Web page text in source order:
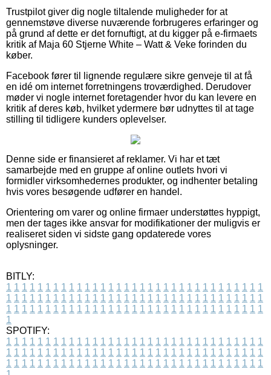
Trustpilot giver dig nogle tiltalende muligheder for at
gennemstøve diverse nuværende forbrugeres erfaringer og
på grund af dette er det fornuftigt, at du kigger på e-firmaets
kritik af Maja 60 Stjerne White – Watt & Veke forinden du
køber.
Facebook fører til lignende regulære sikre genveje til at få
en idé om internet forretningens troværdighed. Derudover
møder vi nogle internet foretagender hvor du kan levere en
kritik af deres køb, hvilket ydermere bør udnyttes til at tage
stilling til tidligere kunders oplevelser.
Denne side er finansieret af reklamer. Vi har et tæt
samarbejde med en gruppe af online outlets hvori vi
formidler virksomhedernes produkter, og indhenter betaling
hvis vores besøgende udfører en handel.
Orientering om varer og online firmaer understøttes hyppigt,
men der tages ikke ansvar for modifikationer der muligvis er
realiseret siden vi sidste gang opdaterede vores
oplysninger.
BITLY:
1 1 1 1 1 1 1 1 1 1 1 1 1 1 1 1 1 1 1 1 1 1 1 1 1 1 1 1 1 1 1 1 1
1 1 1 1 1 1 1 1 1 1 1 1 1 1 1 1 1 1 1 1 1 1 1 1 1 1 1 1 1 1 1 1 1
1 1 1 1 1 1 1 1 1 1 1 1 1 1 1 1 1 1 1 1 1 1 1 1 1 1 1 1 1 1 1 1 1
1
SPOTIFY:
1 1 1 1 1 1 1 1 1 1 1 1 1 1 1 1 1 1 1 1 1 1 1 1 1 1 1 1 1 1 1 1 1
1 1 1 1 1 1 1 1 1 1 1 1 1 1 1 1 1 1 1 1 1 1 1 1 1 1 1 1 1 1 1 1 1
1 1 1 1 1 1 1 1 1 1 1 1 1 1 1 1 1 1 1 1 1 1 1 1 1 1 1 1 1 1 1 1 1